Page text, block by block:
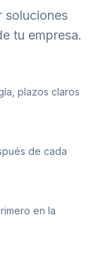
soluciones
tu empresa.
plazos claros
de cada
en la